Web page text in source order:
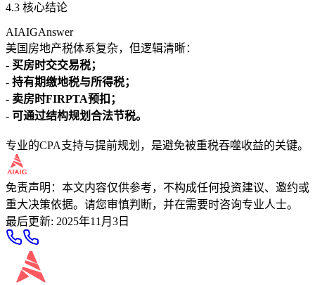
4.3 核心结论
AIAIGAnswer
美国房地产税体系复杂，但逻辑清晰：
- 买房时交交易税；
- 持有期缴地税与所得税；
- 卖房时FIRPTA预扣；
- 可通过结构规划合法节税。
专业的CPA支持与提前规划，是避免被重税吞噬收益的关键。
免责声明：本文内容仅供参考，不构成任何投资建议、邀约或
重大决策依据。请您审慎判断，并在需要时咨询专业人士。
最后更新: 2025年11月3日